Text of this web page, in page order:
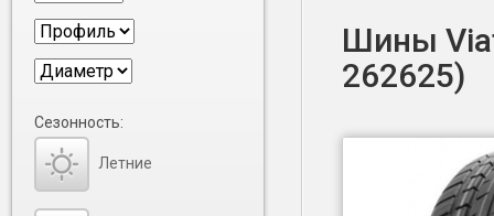
Шины
262625)
Сезонность:
Летние